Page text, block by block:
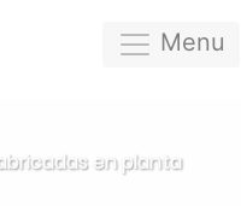
Menu
en planta